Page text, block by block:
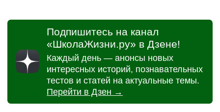
Подпишитесь на канал
«ШколаЖизни.ру» в Дзене!
Каждый день — анонсы новых
интересных историй, познавательных
тестов и статей на актуальные темы.
Перейти в Дзен →